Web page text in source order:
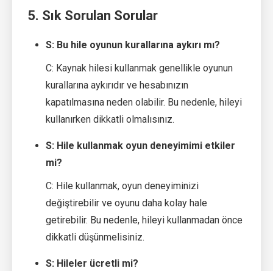
5. Sık Sorulan Sorular
S: Bu hile oyunun kurallarına aykırı mı?
C: Kaynak hilesi kullanmak genellikle oyunun
kurallarına aykırıdır ve hesabınızın
kapatılmasına neden olabilir. Bu nedenle, hileyi
kullanırken dikkatli olmalısınız.
S: Hile kullanmak oyun deneyimimi etkiler
mi?
C: Hile kullanmak, oyun deneyiminizi
değiştirebilir ve oyunu daha kolay hale
getirebilir. Bu nedenle, hileyi kullanmadan önce
dikkatli düşünmelisiniz.
S: Hileler ücretli mi?